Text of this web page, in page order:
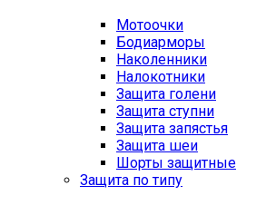
Мотоочки
Бодиарморы
Наколенники
Налокотники
Защита голени
Защита ступни
Защита запястья
Защита шеи
Шорты защитные
Защита по типу